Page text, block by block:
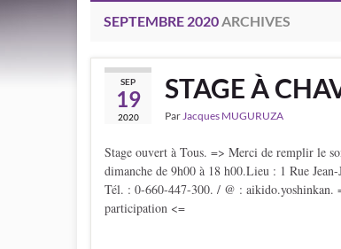
SEPTEMBRE 2020ARCHIVES
SEP
19
2020
STAGE À
ParJacques MUGURUZA
Stage ouvert à Tous. => Merci de remplir le
dimanche de 9h00 à 18 h00.Lieu : 1 Rue
Tél. : 0-660-447-300. / @ : aikido.yoshinkan.
participation <=